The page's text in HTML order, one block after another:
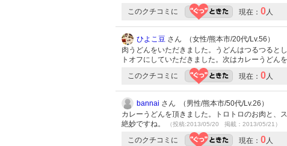
このクチコミに 現在： 0人
ひよこ豆 さん （女性/熊本市/20代/Lv.56）
肉うどんをいただきました。うどんはつるつると
トオフにしていただきました。次はカレーうどん
このクチコミに 現在： 0人
bannai さん （男性/熊本市/50代/Lv.26）
カレーうどんを頂きました。トロトロのお肉と、
絶妙ですね。
（投稿:2013/05/20 掲載：2013/05/21）
このクチコミに 現在： 0人